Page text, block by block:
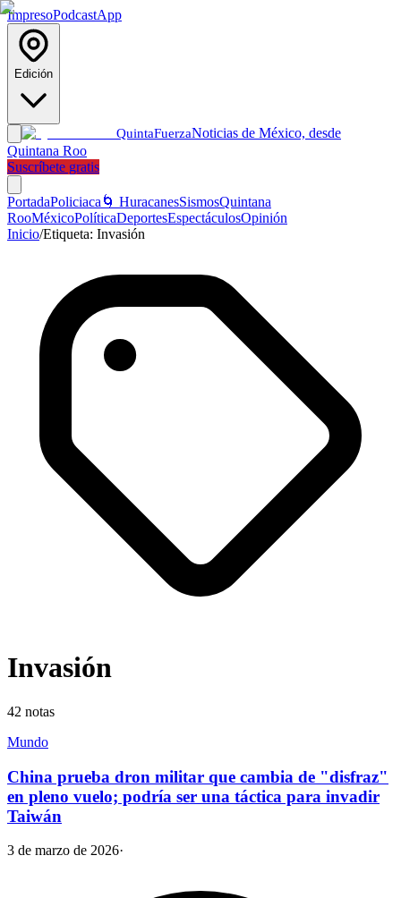
ImpresoPodcastApp
Edición
QuintaFuerzaNoticias de México, desde
Quintana Roo
Suscríbete gratis
PortadaPoliciaca 🌀 HuracanesSismosQuintana
RooMéxicoPolíticaDeportesEspectáculosOpinión
Inicio/Etiqueta: Invasión
Invasión
42 notas
Mundo
China prueba dron militar que cambia de "disfraz"
en pleno vuelo; podría ser una táctica para invadir
Taiwán
3 de marzo de 2026·